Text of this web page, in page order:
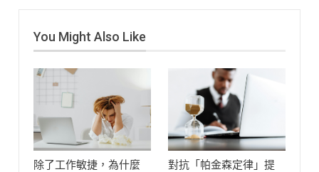
You Might Also Like
除了工作敏捷，為什麼
對抗「帕金森定律」提